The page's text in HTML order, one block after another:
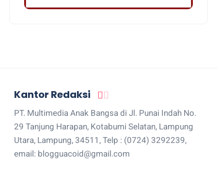
Kantor Redaksi
PT. Multimedia Anak Bangsa di Jl. Punai Indah No.
29 Tanjung Harapan, Kotabumi Selatan, Lampung
Utara, Lampung, 34511, Telp : (0724) 3292239,
email: blogguacoid@gmail.com